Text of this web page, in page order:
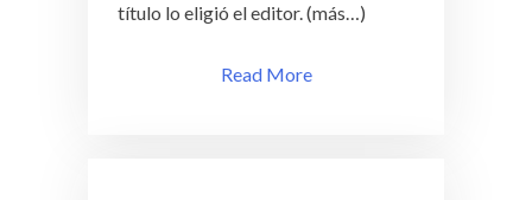
título lo eligió el editor. (más…)
Read More